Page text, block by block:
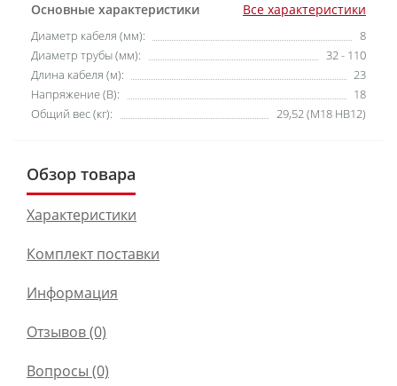
Основные характеристики Все характеристики
Диаметр кабеля (мм):
8
Диаметр трубы (мм):
32 - 110
Длина кабеля (м):
23
Напряжение (В):
18
Общий вес (кг):
29,52 (M18 HB12)
Обзор товара
Характеристики
Комплект поставки
Информация
Отзывов (0)
Вопросы (0)